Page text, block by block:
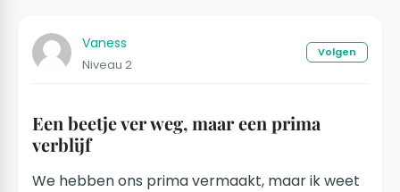
Vaness
Niveau 2
Volgen
Een beetje ver weg, maar een prima
verblijf
We hebben ons prima vermaakt, maar ik weet